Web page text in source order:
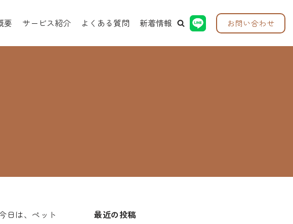
要 サービス紹介 よくある質問 新着情報 お問い合わせ
日は、ペット
最近の投稿